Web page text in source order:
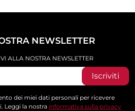
NEWSLETTER
ALLA NOSTRA NEWSLETTER
Iscriviti
dei miei dati personali per ricevere
Leggi la nostra informativa sulla privacy